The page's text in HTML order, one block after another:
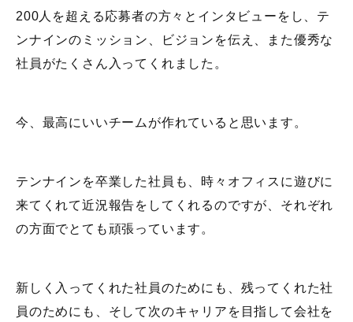
200人を超える応募者の方々とインタビューをし、テ
ンナインのミッション、ビジョンを伝え、また優秀な
社員がたくさん入ってくれました。
今、最高にいいチームが作れていると思います。
テンナインを卒業した社員も、時々オフィスに遊びに
来てくれて近況報告をしてくれるのですが、それぞれ
の方面でとても頑張っています。
新しく入ってくれた社員のためにも、残ってくれた社
員のためにも、そして次のキャリアを目指して会社を